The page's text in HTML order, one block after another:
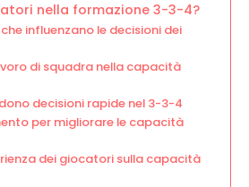
nella formazione 3-3-4?
influenzano le decisioni dei
di squadra nella capacità
decisioni rapide nel 3-3-4
per migliorare le capacità
dei giocatori sulla capacità